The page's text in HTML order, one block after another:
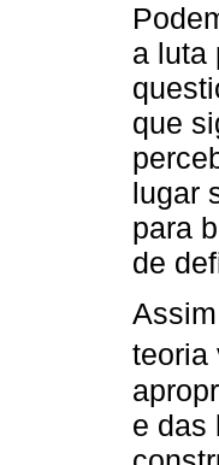
a luta
que
lugar
para
de
teoria
e das